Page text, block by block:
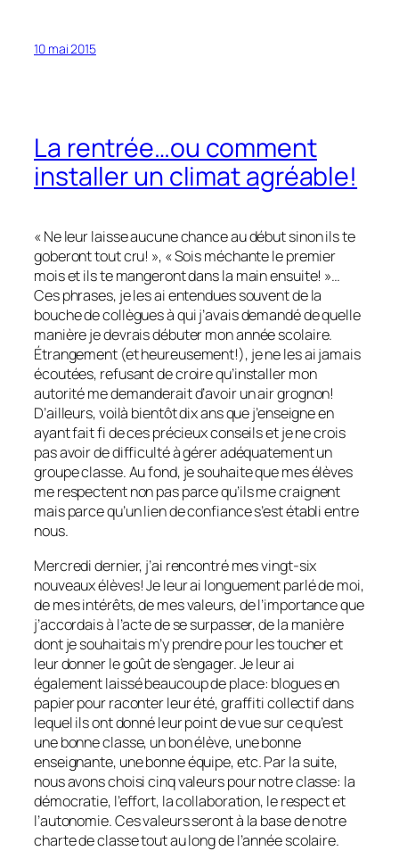
10 mai 2015
La rentrée…ou comment
installer un climat agréable!
« Ne leur laisse aucune chance au début sinon ils te
goberont tout cru! », « Sois méchante le premier
mois et ils te mangeront dans la main ensuite! »…
Ces phrases, je les ai entendues souvent de la
bouche de collègues à qui j’avais demandé de quelle
manière je devrais débuter mon année scolaire.
Étrangement (et heureusement!), je ne les ai jamais
écoutées, refusant de croire qu’installer mon
autorité me demanderait d’avoir un air grognon!
D’ailleurs, voilà bientôt dix ans que j’enseigne en
ayant fait fi de ces précieux conseils et je ne crois
pas avoir de difficulté à gérer adéquatement un
groupe classe. Au fond, je souhaite que mes élèves
me respectent non pas parce qu’ils me craignent
mais parce qu’un lien de confiance s’est établi entre
nous.
Mercredi dernier, j’ai rencontré mes vingt-six
nouveaux élèves! Je leur ai longuement parlé de moi,
de mes intérêts, de mes valeurs, de l’importance que
j’accordais à l’acte de se surpasser, de la manière
dont je souhaitais m’y prendre pour les toucher et
leur donner le goût de s’engager. Je leur ai
également laissé beaucoup de place: blogues en
papier pour raconter leur été, graffiti collectif dans
lequel ils ont donné leur point de vue sur ce qu’est
une bonne classe, un bon élève, une bonne
enseignante, une bonne équipe, etc. Par la suite,
nous avons choisi cinq valeurs pour notre classe: la
démocratie, l’effort, la collaboration, le respect et
l’autonomie. Ces valeurs seront à la base de notre
charte de classe tout au long de l’année scolaire.